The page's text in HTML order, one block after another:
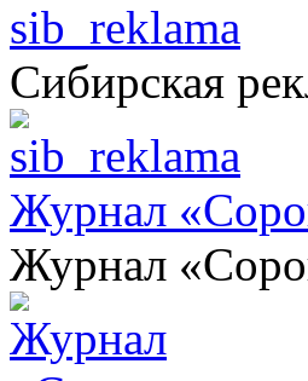
sib_reklama
Сибирская
Журнал
Журнал